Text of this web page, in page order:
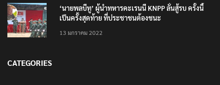
‘นายพลบีทู’ ผู้นำทหารคะเรนนี KNPP ลั่นสู้รบ ครั้งนี้
เป็นครั้งสุดท้าย ที่ประชาชนต้องชนะ
13 มกราคม 2022
CATEGORIES